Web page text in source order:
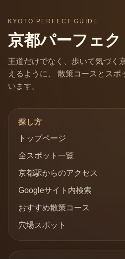
KYOTO PERFECT GUIDE
京都パーフェ
王道だけでなく、歩いて気づく
えるように、 散策コースとスポ
います。
探し方
トップページ
全スポット一覧
京都駅からのアクセス
Googleサイト内検索
おすすめ散策コース
穴場スポット